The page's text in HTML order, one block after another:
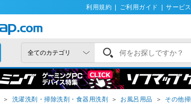
利用規約 ご利用ガイド サービ
＞ 洗濯洗剤・掃除洗剤・食器用洗剤 ＞ お風呂用品 ＞ その他